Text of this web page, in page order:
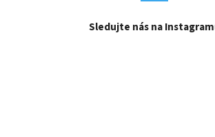
Sledujte nás na